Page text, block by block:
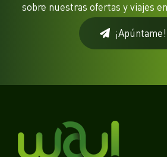
sobre nuestras ofertas y viajes
¡Apúntame!